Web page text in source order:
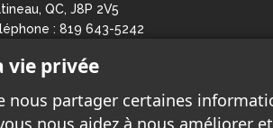
QC, J8P 2V5
: 819 643-5242
vie privée
nous partager certaines
nous aidez à nous améliorer